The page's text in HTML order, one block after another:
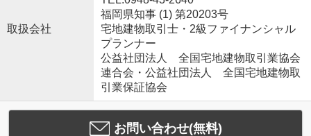
取扱会社
福岡県知事 (1) 第20203号
宅地建物取引士・2級ファイナンシャル
プランナー
公益社団法人 全国宅地建物取引業協会
連合会・公益社団法人 全国宅地建物取
引業保証協会
お問い合わせ(無料)